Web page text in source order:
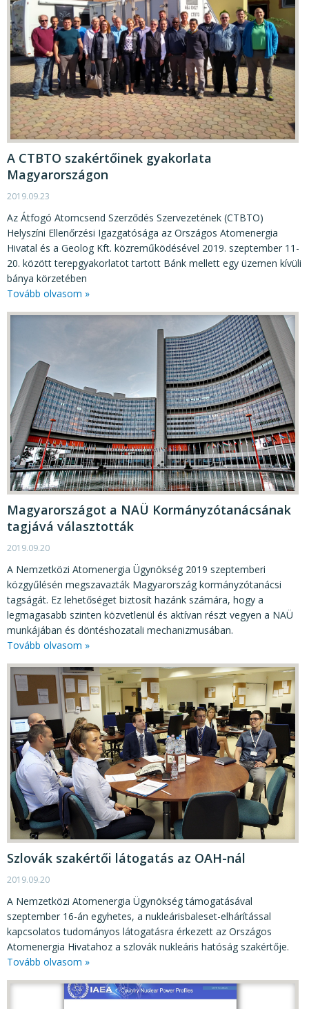
A CTBTO szakértőinek gyakorlata
Magyarországon
2019.09.23
Az Átfogó Atomcsend Szerződés Szervezetének (CTBTO)
Helyszíni Ellenőrzési Igazgatósága az Országos Atomenergia
Hivatal és a Geolog Kft. közreműködésével 2019. szeptember 11-
20. között terepgyakorlatot tartott Bánk mellett egy üzemen kívüli
bánya körzetében
Tovább olvasom »
Magyarországot a NAÜ Kormányzótanácsának
tagjává választották
2019.09.20
A Nemzetközi Atomenergia Ügynökség 2019 szeptemberi
közgyűlésén megszavazták Magyarország kormányzótanácsi
tagságát. Ez lehetőséget biztosít hazánk számára, hogy a
legmagasabb szinten közvetlenül és aktívan részt vegyen a NAÜ
munkájában és döntéshozatali mechanizmusában.
Tovább olvasom »
Szlovák szakértői látogatás az OAH-nál
2019.09.20
A Nemzetközi Atomenergia Ügynökség támogatásával
szeptember 16-án egyhetes, a nukleárisbaleset-elhárítással
kapcsolatos tudományos látogatásra érkezett az Országos
Atomenergia Hivatahoz a szlovák nukleáris hatóság szakértője.
Tovább olvasom »